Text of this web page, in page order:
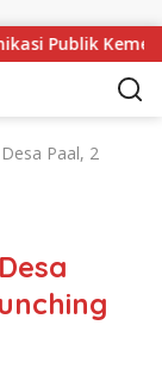
Kementerian
Paal, 2